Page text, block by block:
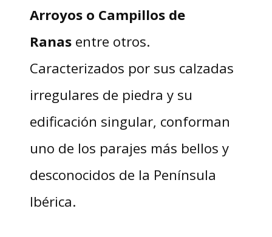
Arroyos o Campillos de
Ranasentre otros.
Caracterizados por sus calzadas
irregulares de piedra y su
edificación singular, conforman
uno de los parajes más bellos y
desconocidos de la Península
Ibérica.